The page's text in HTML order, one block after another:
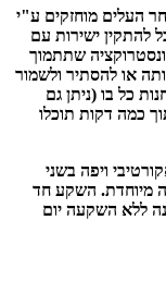
העלים מוחזקים ע"י
ברוחב של 1.3 ס"מ תוכל להתקין ישירות עם
שתתמוך
או להסתיר ולשמור
כל בו (ניתן גם
כמה דקות תוכלו
ויפה בשני
מיוחדת. השקע חד
ללא השקעה יום